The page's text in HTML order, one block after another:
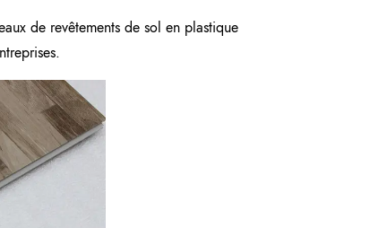
de revêtements de sol en plastique